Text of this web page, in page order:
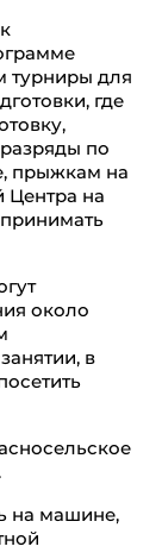
турниры для
где
по
прыжкам на
Центра на
около
в
на машине,